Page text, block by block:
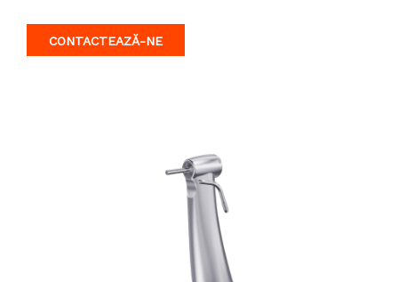
CONTACTEAZĂ-NE